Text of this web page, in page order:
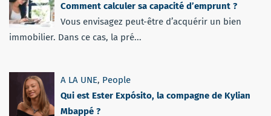
Comment calculer sa capacité d’emprunt ?
Vous envisagez peut-être d’acquérir un bien
immobilier. Dans ce cas, la pré...
A LA UNE, People
Qui est Ester Expósito, la compagne de Kylian
Mbappé ?